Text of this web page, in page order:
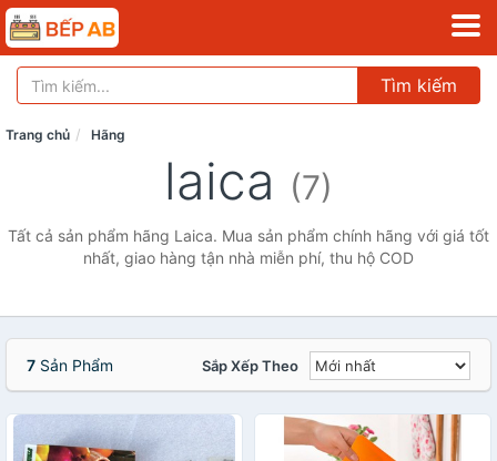
Tìm kiếm
Trang chủ Hãng
laica (7)
Tất cả sản phẩm hãng Laica. Mua sản phẩm chính hãng với giá tốt
nhất, giao hàng tận nhà miễn phí, thu hộ COD
7 Sản Phẩm Sắp Xếp Theo